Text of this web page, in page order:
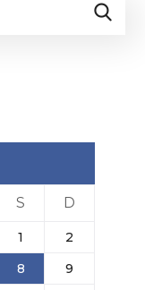
S D
1
2
8
9